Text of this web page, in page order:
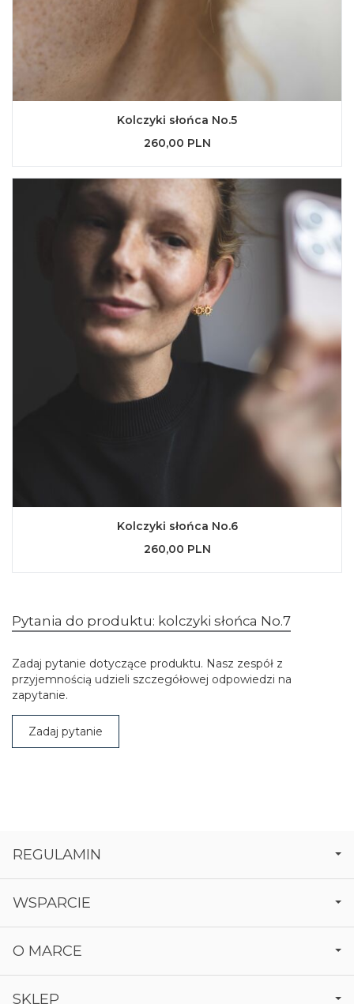
Kolczyki słońca No.5
260,00 PLN
Kolczyki słońca No.6
260,00 PLN
Pytania do produktu: kolczyki słońca No.7
Zadaj pytanie dotyczące produktu. Nasz zespół z
przyjemnością udzieli szczegółowej odpowiedzi na
zapytanie.
Zadaj pytanie
REGULAMIN
WSPARCIE
O MARCE
SKLEP